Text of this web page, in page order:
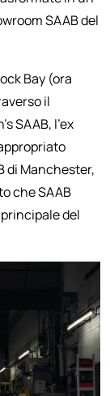
SAAB del
Bay (ora
il
SAAB, l'ex
di Manchester,
che SAAB
del